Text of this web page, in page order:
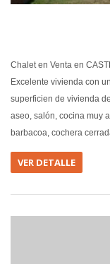
Chalet en Venta en
Excelente vivienda con
superficien de vivienda
aseo, salón, cocina muy
barbacoa, cochera
VER DETALLE